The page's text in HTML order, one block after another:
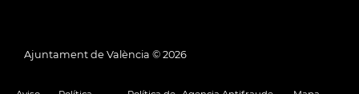
Ajuntament de València © 2026